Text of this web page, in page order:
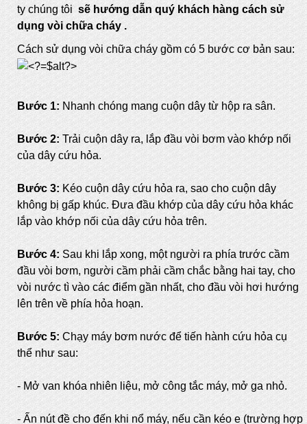
ty chúng tôi sẽ hướng dẫn quý khách hàng cách sử
dụng vòi chữa cháy .
Cách sử dụng vòi chữa cháy gồm có 5 bước cơ bản sau:
Bước 1: Nhanh chóng mang cuộn dây từ hộp ra sân.
Bước 2: Trải cuộn dây ra, lắp đầu vòi bơm vào khớp nối
của dây cứu hỏa.
Bước 3: Kéo cuộn dây cứu hỏa ra, sao cho cuộn dây
không bị gấp khúc. Đưa đầu khớp của dây cứu hỏa khác
lắp vào khớp nối của dây cứu hỏa trên.
Bước 4: Sau khi lắp xong, một người ra phía trước cầm
đầu vòi bơm, người cầm phải cầm chắc bằng hai tay, cho
vòi nước tì vào các điểm gần nhất, cho đầu vòi hơi hướng
lên trên về phía hỏa hoạn.
Bước 5: Chạy máy bơm nước để tiến hành cứu hỏa cụ
thể như sau:
- Mở van khóa nhiên liệu, mở công tắc máy, mở ga nhỏ.
- Ấn nút đề cho đến khi nổ máy, nếu cần kéo e (trường hợp